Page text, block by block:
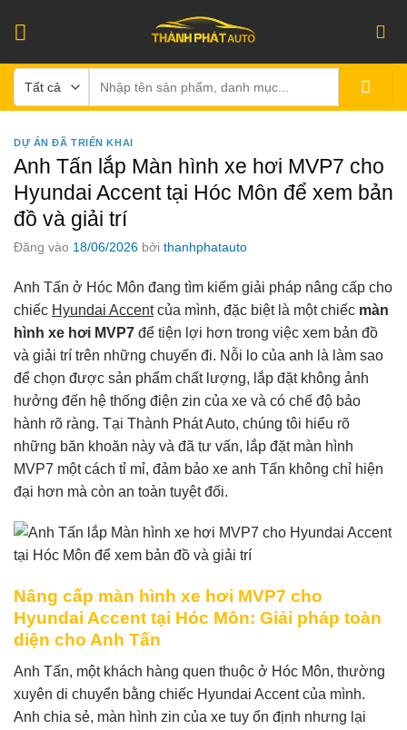
kiếm:
DỰ ÁN ĐÃ TRIỂN KHAI
Anh Tấn lắp Màn hình xe hơi MVP7 cho
Hyundai Accent tại Hóc Môn để xem bản
đồ và giải trí
Đăng vào 18/06/2026 bởi thanhphatauto
Anh Tấn ở Hóc Môn đang tìm kiếm giải pháp nâng cấp cho
chiếc Hyundai Accentcủa mình, đặc biệt là một chiếc màn
hình xe hơi MVP7 để tiện lợi hơn trong việc xem bản đồ
và giải trí trên những chuyến đi. Nỗi lo của anh là làm sao
để chọn được sản phẩm chất lượng, lắp đặt không ảnh
hưởng đến hệ thống điện zin của xe và có chế độ bảo
hành rõ ràng. Tại Thành Phát Auto, chúng tôi hiểu rõ
những băn khoăn này và đã tư vấn, lắp đặt màn hình
MVP7 một cách tỉ mỉ, đảm bảo xe anh Tấn không chỉ hiện
đại hơn mà còn an toàn tuyệt đối.
Nâng cấp màn hình xe hơi MVP7 cho
Hyundai Accent tại Hóc Môn: Giải pháp toàn
diện cho Anh Tấn
Anh Tấn, một khách hàng quen thuộc ở Hóc Môn, thường
xuyên di chuyển bằng chiếc Hyundai Accent của mình.
Anh chia sẻ, màn hình zin của xe tuy ổn định nhưng lại